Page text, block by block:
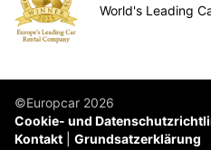
World's Leading
©Europcar 2026
Cookie- und
Kontakt
Grundsatzerklärung